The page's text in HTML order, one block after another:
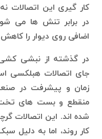
کار گیری این اتصالات
در برابر تنش ها می
اضافی روی دیوار را
در گذشته از نبشی
جای اتصالات هبلکسی
زمان و پیشرفت در
منقطع و بست های تخت
شده اند. این اتصالات
کار روند، اما به دلیل